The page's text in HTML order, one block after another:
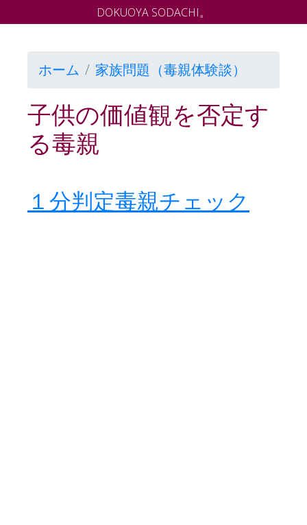
DOKUOYA SODACHI。
ホーム 家族問題（毒親体験談）
子供の価値観を否定す
る毒親
１分判定毒親チェック